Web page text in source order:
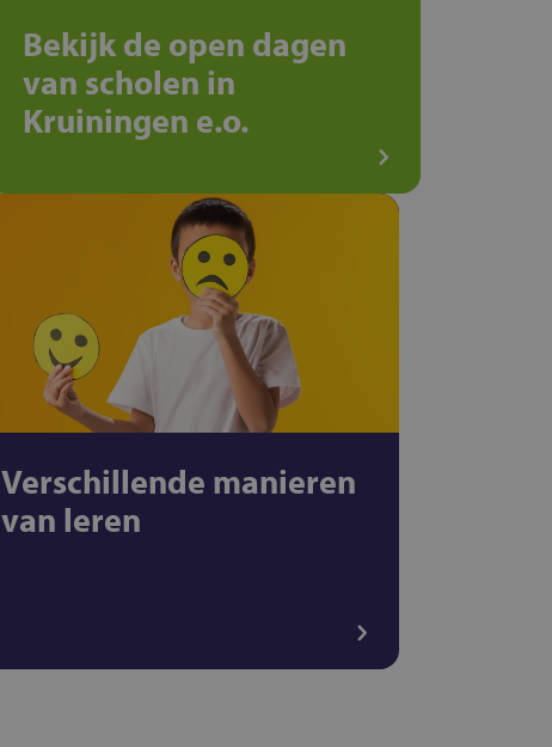
Bekijk de open dagen
van scholen in
Kruiningen e.o.
Verschillende manieren
van leren